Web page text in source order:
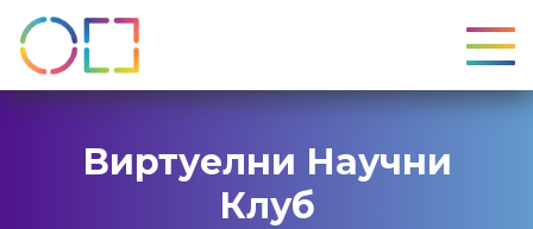
Виртуелни Научни
Клуб